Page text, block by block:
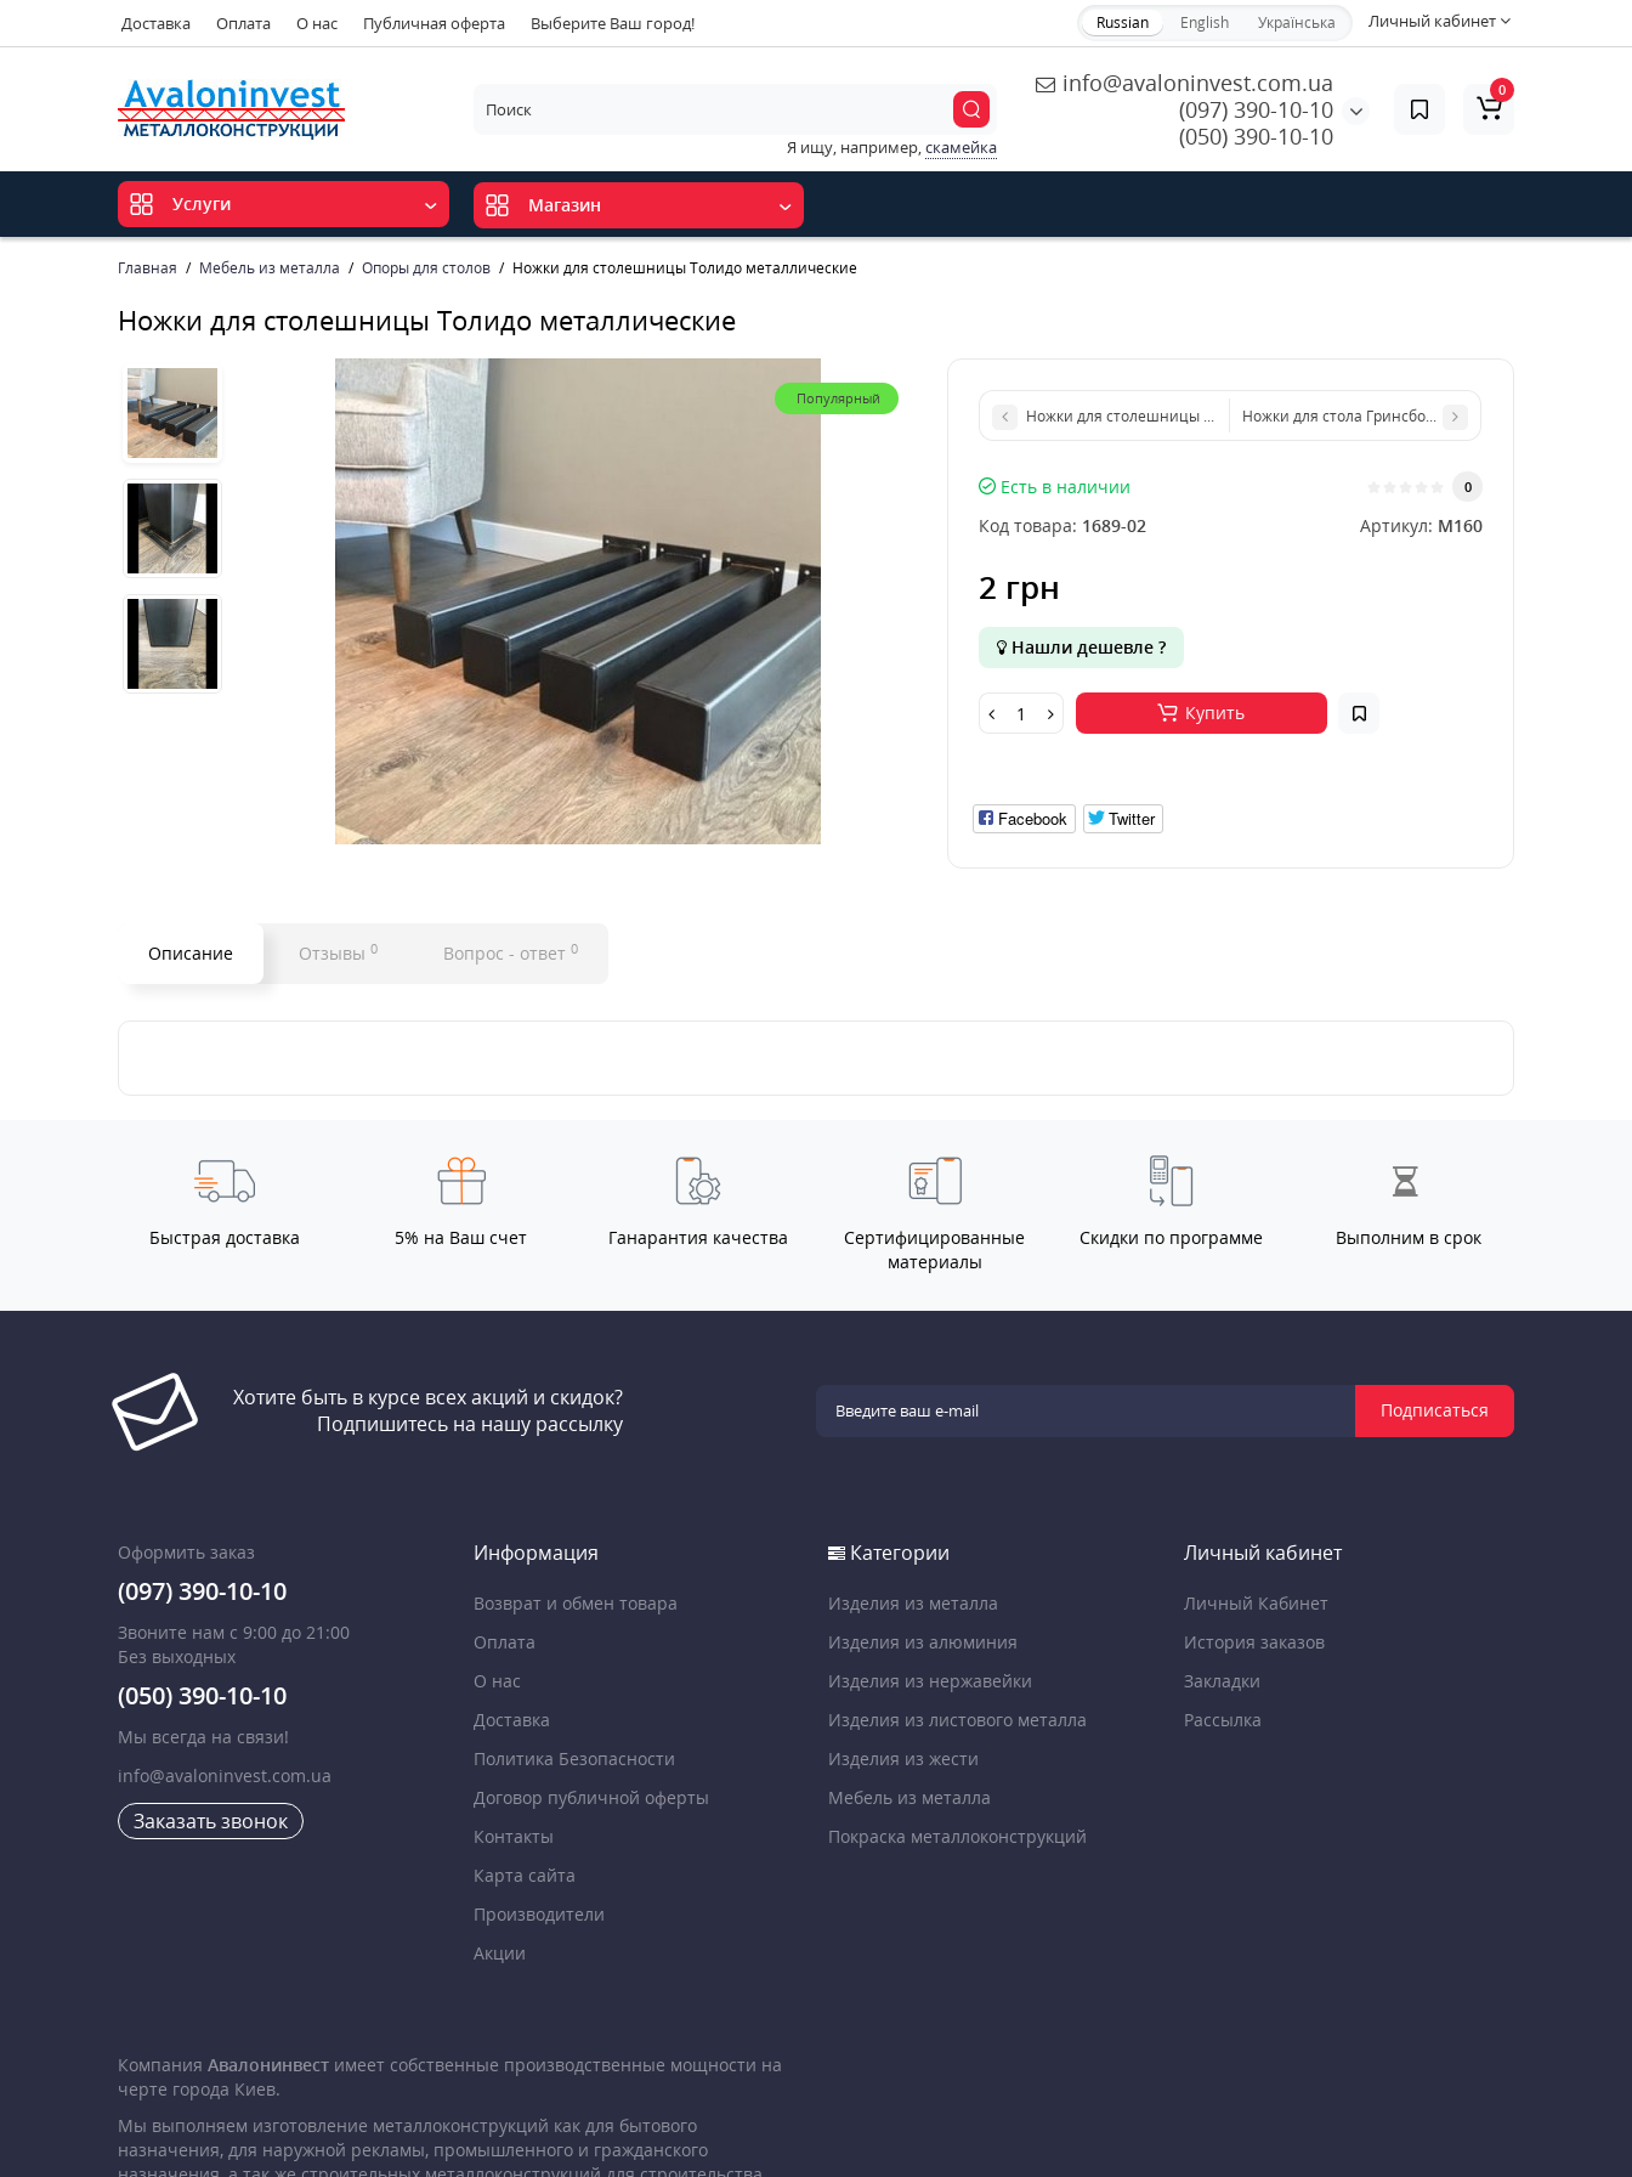
Доставка Оплата О нас Публичная оферта Выберите Ваш город! Личный кабинет
Russian English Українська
info@avaloninvest.com.ua
(097) 390-10-10
(050) 390-10-10
Я ищу, например,скамейка
0
Услуги Магазин
Главная Мебель из металла Опоры для столов Ножки для столешницы Толидо металлические
Ножки для столешницы Толидо металлические
Популярный
Ножки для столешницы Стоктон из металлаНожки для стола Гринсборо из металла
Есть в наличии 0
Код товара: 1689-02 Артикул: M160
2 грн
Нашли дешевле ?
Купить
Facebook Twitter
Описание Отзывы 0 Вопрос - ответ 0
Быстрая доставка 5% на Ваш счет Ганарантия качества
Сертифицированные
материалы
Скидки по программе Выполним в срок
Хотите быть в курсе всех акций и скидок?
Подпишитесь на нашу рассылку
Подписаться
Оформить заказ
(097) 390-10-10
Звоните нам с 9:00 до 21:00
Без выходных
(050) 390-10-10
Мы всегда на связи!
info@avaloninvest.com.ua
Заказать звонок
Информация
Возврат и обмен товара
Оплата
О нас
Доставка
Политика Безопасности
Договор публичной оферты
Контакты
Карта сайта
Производители
Акции
Категории
Изделия из металла
Изделия из алюминия
Изделия из нержавейки
Изделия из листового металла
Изделия из жести
Мебель из металла
Покраска металлоконструкций
Личный кабинет
Личный Кабинет
История заказов
Закладки
Рассылка
Компания Авалонинвест имеет собственные производственные мощности на
черте города Киев.
Мы выполняем изготовление металлоконструкций как для бытового
назначения, для наружной рекламы, промышленного и гражданского